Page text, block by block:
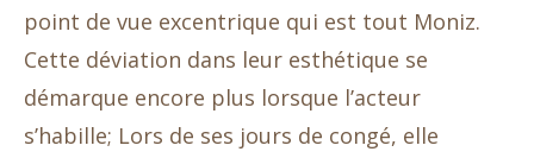
point de vue excentrique qui est tout Moniz.
Cette déviation dans leur esthétique se
démarque encore plus lorsque l’acteur
s’habille; Lors de ses jours de congé, elle